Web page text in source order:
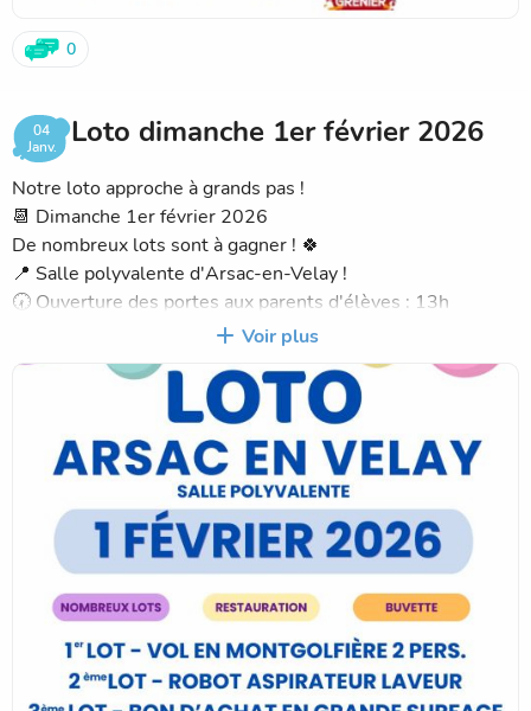
0
04
Janv.
Loto dimanche 1er février 2026
Notre loto approche à grands pas !
📆 Dimanche 1er février 2026
De nombreux lots sont à gagner ! 🍀
📍 Salle polyvalente d'Arsac-en-Velay !
🕢 Ouverture des portes aux parents d'élèves : 13h
🕢 Ouverture des portes au public : 13h30
🕣 Début des parties : 14h
- 10€ les 4
💻 Tirage par ordinateur
Si vous avez des lots à nous transmettre, merci de nous les
faire parvenir au plus tard le vendredi 16 janvier 2026.
Merci d'avance pour votre implication et votre participation
On compte sur vous !
Le bureau de l'Ape
Voir plus